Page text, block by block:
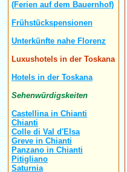
(Ferien auf dem Bauernhof)
Frühstückspensionen
Unterkünfte nahe Florenz
Luxushotels in der Toskana
Hotels in der Toskana
Sehenwürdigskeiten
Castellina in Chianti
Chianti
Colle di Val d'Elsa
Greve in Chianti
Panzano in Chianti
Pitigliano
Saturnia